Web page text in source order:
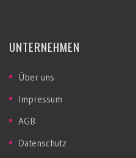
UNTERNEHMEN
Über uns
Impressum
AGB
Datenschutz